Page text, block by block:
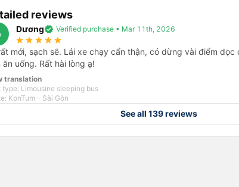
reviews
Dươngverified Verified purchase • Mar 11th, 2026
star_rate star_rate star_rate star_rate star_rate
mới, sạch sẽ. Lái xe chạy cẩn thận, có dừng vài điểm
ăn uống. Rất hài lòng ạ!
translation
type: Limousine sleeping bus
KonTum - Sài Gòn
See all 139 reviews